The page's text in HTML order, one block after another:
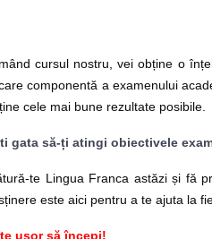
cursul nostru, vei obține o
componentă a examenului
cele mai bune rezultate posibile.
gata să-ți atingi obiectivele
te Lingua Franca astăzi și fă
este aici pentru a te ajuta la
ușor să începi!